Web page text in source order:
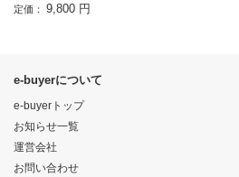
定価： 9,800 円
e-buyerについて
e-buyerトップ
お知らせ一覧
運営会社
お問い合わせ